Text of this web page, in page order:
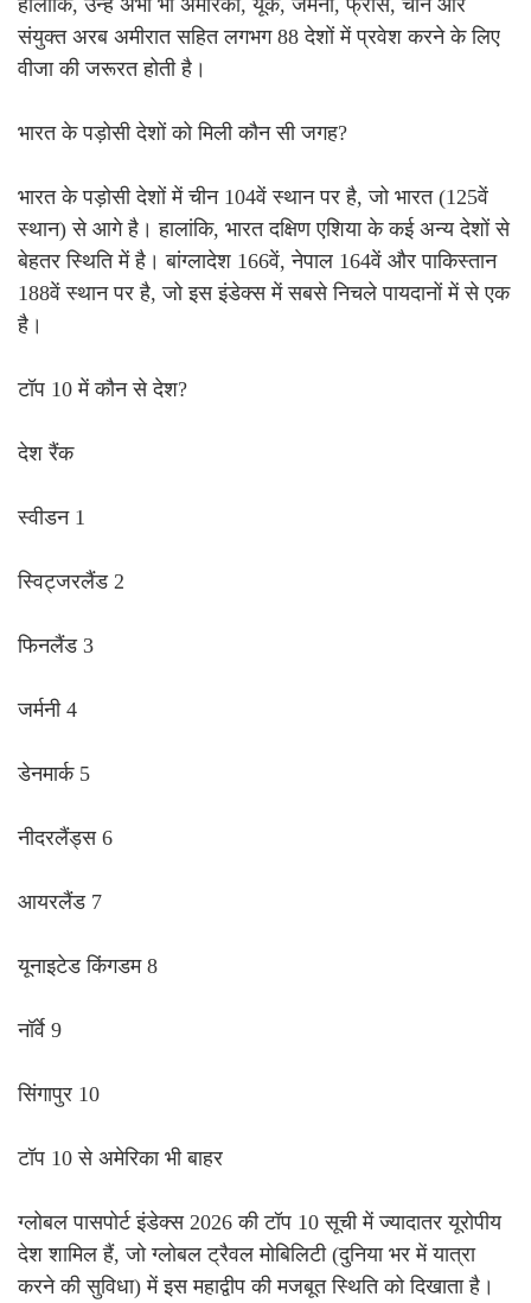
संयुक्त अरब अमीरात सहित लगभग 88 देशों में प्रवेश करने के लिए
वीजा की जरूरत होती है।
भारत के पड़ोसी देशों को मिली कौन सी जगह?
भारत के पड़ोसी देशों में चीन 104वें स्थान पर है, जो भारत (125वें
स्थान) से आगे है। हालांकि, भारत दक्षिण एशिया के कई अन्य देशों से
बेहतर स्थिति में है। बांग्लादेश 166वें, नेपाल 164वें और पाकिस्तान
188वें स्थान पर है, जो इस इंडेक्स में सबसे निचले पायदानों में से एक
है।
टॉप 10 में कौन से देश?
देश रैंक
स्वीडन 1
स्विट्जरलैंड 2
फिनलैंड 3
जर्मनी 4
डेनमार्क 5
नीदरलैंड्स 6
आयरलैंड 7
यूनाइटेड किंगडम 8
नॉर्वे 9
सिंगापुर 10
टॉप 10 से अमेरिका भी बाहर
ग्लोबल पासपोर्ट इंडेक्स 2026 की टॉप 10 सूची में ज्यादातर यूरोपीय
देश शामिल हैं, जो ग्लोबल ट्रैवल मोबिलिटी (दुनिया भर में यात्रा
करने की सुविधा) में इस महाद्वीप की मजबूत स्थिति को दिखाता है।